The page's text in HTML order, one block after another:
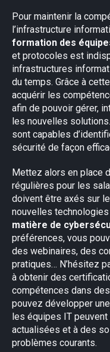
Pour maintenir la
l’infrastructure
formation des
et protocoles est
infrastructures
du temps. Grâce à
acquérir les
afin de pouvoir gérer,
les nouvelles
sont capables
sécurité de façon
Mettez alors en place
régulières pour les
doivent être axés sur
nouvelles
matière de
préférences, vous
des webinaires, des
pratiques… N’hésitez
à obtenir des
compétences dans
pouvez développer
les équipes IT
actualisées et à des
problèmes courants.